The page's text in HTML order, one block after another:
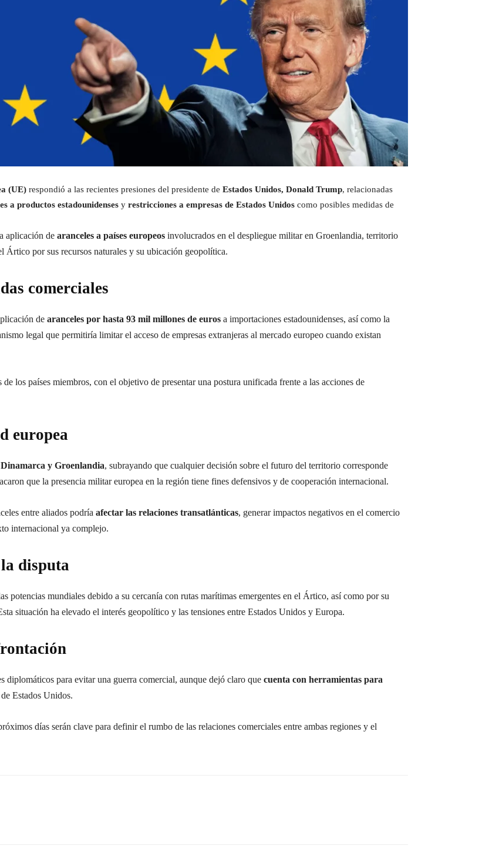
(UE) respondió a las recientes presiones del presidente de Estados Unidos, Donald Trump, relacionadas
a productos estadounidenses y restricciones a empresas de Estados Unidos como posibles medidas de
aplicación de aranceles a países europeos involucrados en el despliegue militar en Groenlandia, territorio
Ártico por sus recursos naturales y su ubicación geopolítica.
comerciales
de aranceles por hasta 93 mil millones de euros a importaciones estadounidenses, así como la
legal que permitiría limitar el acceso de empresas extranjeras al mercado europeo cuando existan
los países miembros, con el objetivo de presentar una postura unificada frente a las acciones de
europea
Dinamarca y Groenlandia, subrayando que cualquier decisión sobre el futuro del territorio corresponde
que la presencia militar europea en la región tiene fines defensivos y de cooperación internacional.
entre aliados podría afectar las relaciones transatlánticas, generar impactos negativos en el comercio
internacional ya complejo.
disputa
potencias mundiales debido a su cercanía con rutas marítimas emergentes en el Ártico, así como por su
situación ha elevado el interés geopolítico y las tensiones entre Estados Unidos y Europa.
diplomáticos para evitar una guerra comercial, aunque dejó claro que cuenta con herramientas para
Estados Unidos.
días serán clave para definir el rumbo de las relaciones comerciales entre ambas regiones y el